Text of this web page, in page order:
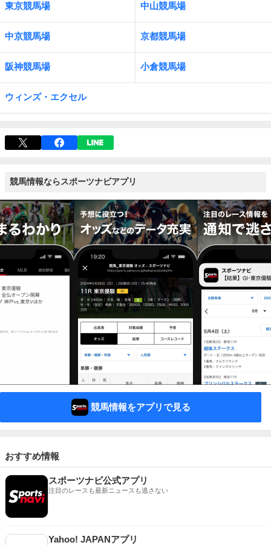
東京競馬場 中山競馬場
中京競馬場 京都競馬場
阪神競馬場 小倉競馬場
ウィンズ・エクセル
競馬情報ならスポーツナビアプリ
競馬情報をアプリで見る
おすすめ情報
スポーツナビ公式アプリ
注目のレースも最新ニュースも逃さない
Yahoo! JAPANアプリ